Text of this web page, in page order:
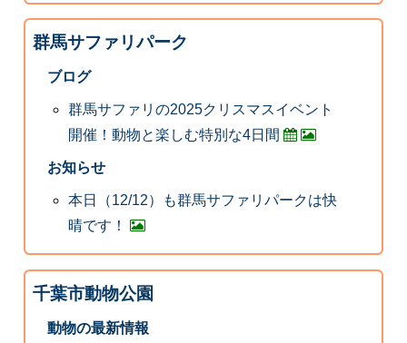
群馬サファリパーク
ブログ
群馬サファリの2025クリスマスイベント
開催！動物と楽しむ特別な4日間
お知らせ
本日（12/12）も群馬サファリパークは快
晴です！
千葉市動物公園
動物の最新情報